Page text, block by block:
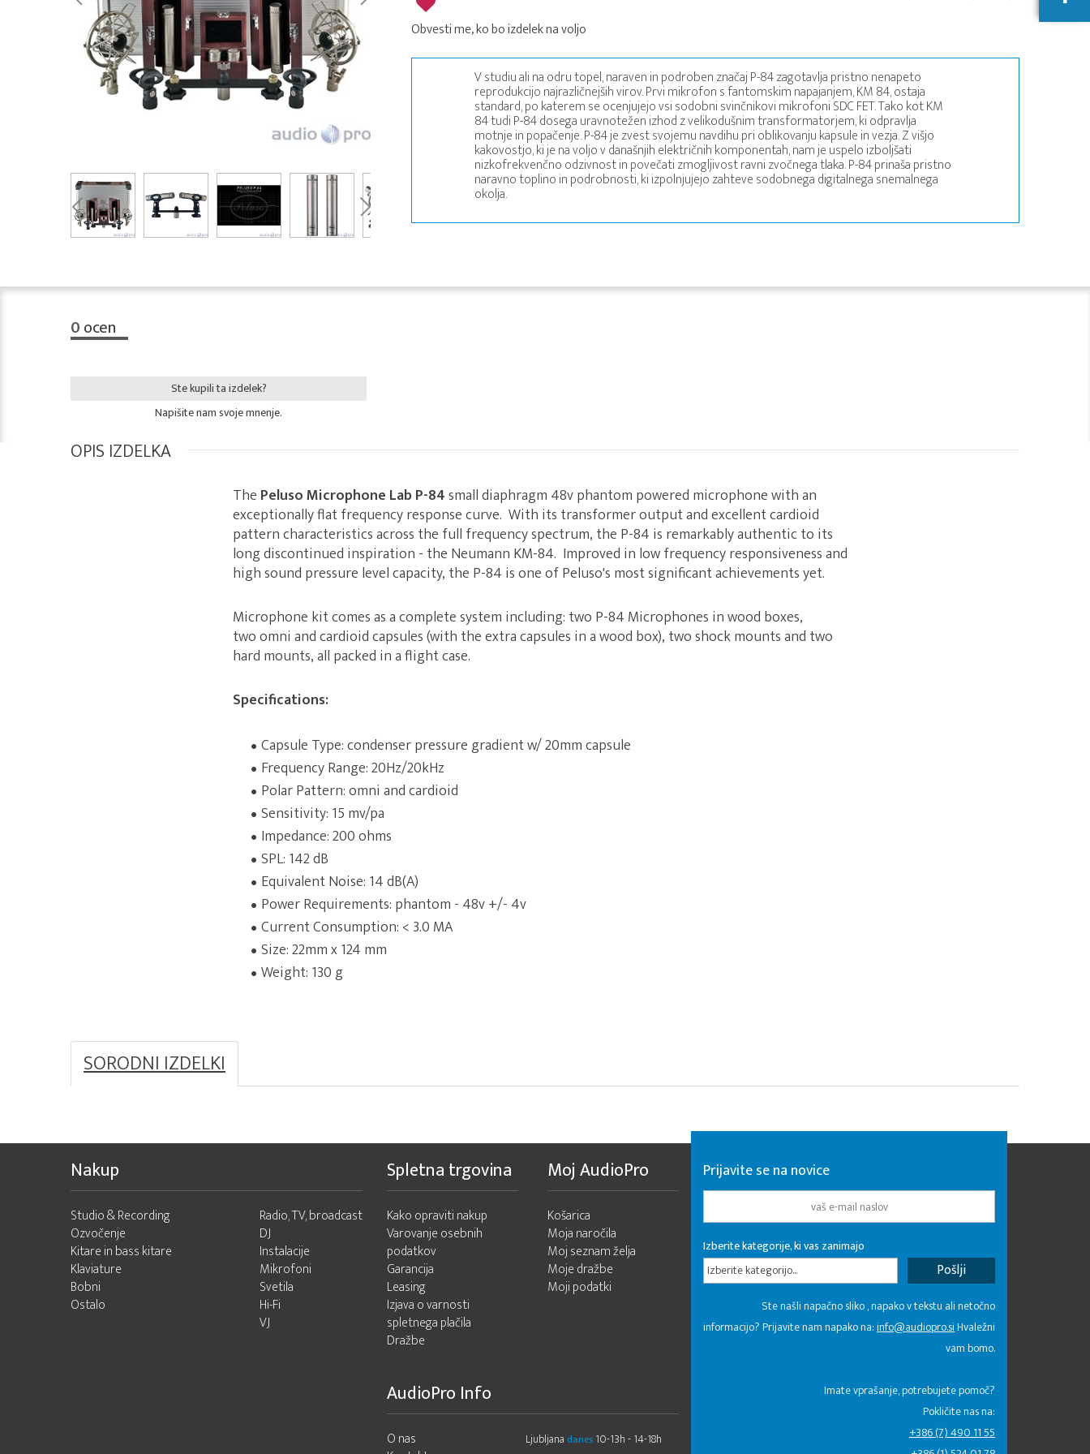
Obvesti me, ko bo izdelek na voljo
V studiu ali na odru topel, naraven in podroben značaj P-84 zagotavlja pristno nenapeto
reprodukcijo najrazličnejših virov. Prvi mikrofon s fantomskim napajanjem, KM 84, ostaja
standard, po katerem se ocenjujejo vsi sodobni svinčnikovi mikrofoni SDC FET. Tako kot KM
84 tudi P-84 dosega uravnotežen izhod z velikodušnim transformatorjem, ki odpravlja
motnje in popačenje. P-84 je zvest svojemu navdihu pri oblikovanju kapsule in vezja. Z višjo
kakovostjo, ki je na voljo v današnjih električnih komponentah, nam je uspelo izboljšati
nizkofrekvenčno odzivnost in povečati zmogljivost ravni zvočnega tlaka. P-84 prinaša pristno
naravno toplino in podrobnosti, ki izpolnjujejo zahteve sodobnega digitalnega snemalnega
okolja.
0ocen
Ste kupili ta izdelek?
Napišite nam svoje mnenje.
OPIS IZDELKA
The Peluso Microphone Lab P-84small diaphragm 48v phantom powered microphone with an
exceptionally flat frequency response curve. With its transformer output and excellent cardioid
pattern characteristics across the full frequency spectrum, the P-84 is remarkably authentic to its
long discontinued inspiration - the Neumann KM-84. Improved in low frequency responsiveness and
high sound pressure level capacity, the P-84 is one of Peluso's most significant achievements yet.
Microphone kit comes as a complete system including: two P-84 Microphones in wood boxes,
two omni and cardioid capsules (with the extra capsules in a wood box), two shock mounts and two
hard mounts, all packed in a flight case.
Specifications:
Capsule Type: condenser pressure gradient w/ 20mm capsule
Frequency Range: 20Hz/20kHz
Polar Pattern: omni and cardioid
Sensitivity: 15 mv/pa
Impedance: 200 ohms
SPL: 142 dB
Equivalent Noise: 14 dB(A)
Power Requirements: phantom - 48v +/- 4v
Current Consumption: < 3.0 MA
Size: 22mm x 124 mm
Weight: 130 g
SORODNI IZDELKI
Nakup
Studio & Recording
Ozvočenje
Kitare in bass kitare
Klaviature
Bobni
Ostalo
Radio, TV, broadcast
DJ
Instalacije
Mikrofoni
Svetila
Hi-Fi
VJ
Spletna trgovina
Kako opraviti nakup
Varovanje osebnih
podatkov
Garancija
Leasing
Izjava o varnosti
spletnega plačila
Dražbe
Moj AudioPro
Košarica
Moja naročila
Moj seznam želja
Moje dražbe
Moji podatki
AudioPro Info
O nas
Ljubljana danes 10-13h - 14-18h
Prijavite se na novice
Izberite kategorije, ki vas zanimajo
Izberite kategorijo...
Ste našli napačno sliko , napako v tekstu ali netočno
informacijo? Prijavite nam napako na:info@audiopro.siHvaležni
vam bomo.
Imate vprašanje, potrebujete pomoč?
Pokličite nas na:
+386 (7) 490 11 55